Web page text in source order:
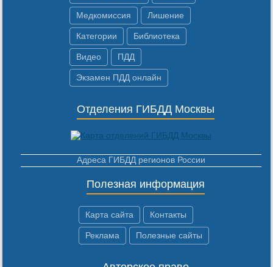
Медкомиссия Лишение
Категории Библиотека
Видео ПДД
Экзамен ПДД онлайн
Отделения ГИБДД Москвы
Адреса ГИБДД регионов России
Полезная информация
Карта сайта Контакты
Реклама Полезные сайты